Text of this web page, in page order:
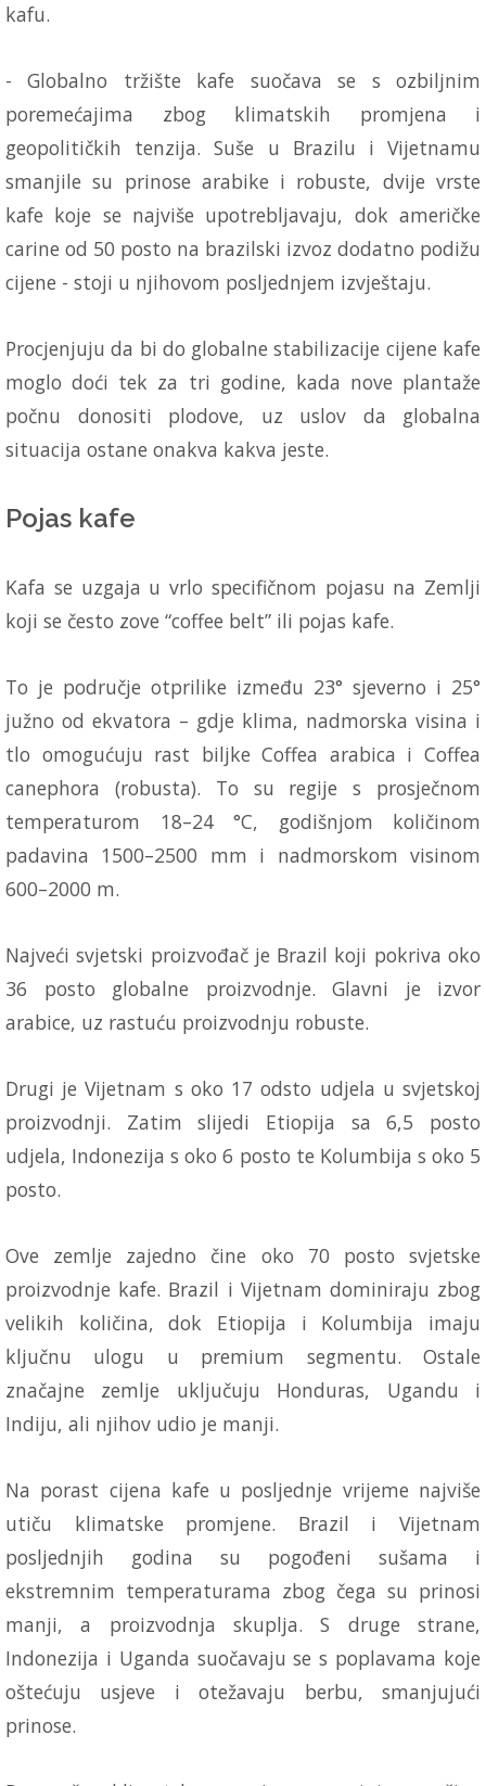
kafu.
- Globalno tržište kafe suočava se s ozbiljnim
poremećajima zbog klimatskih promjena i
geopolitičkih tenzija. Suše u Brazilu i Vijetnamu
smanjile su prinose arabike i robuste, dvije vrste
kafe koje se najviše upotrebljavaju, dok američke
carine od 50 posto na brazilski izvoz dodatno podižu
cijene - stoji u njihovom posljednjem izvještaju.
Procjenjuju da bi do globalne stabilizacije cijene kafe
moglo doći tek za tri godine, kada nove plantaže
počnu donositi plodove, uz uslov da globalna
situacija ostane onakva kakva jeste.
Pojas kafe
Kafa se uzgaja u vrlo specifičnom pojasu na Zemlji
koji se često zove “coffee belt” ili pojas kafe.
To je područje otprilike između 23° sjeverno i 25°
južno od ekvatora – gdje klima, nadmorska visina i
tlo omogućuju rast biljke Coffea arabica i Coffea
canephora (robusta). To su regije s prosječnom
temperaturom 18–24 °C, godišnjom količinom
padavina 1500–2500 mm i nadmorskom visinom
600–2000 m.
Najveći svjetski proizvođač je Brazil koji pokriva oko
36 posto globalne proizvodnje. Glavni je izvor
arabice, uz rastuću proizvodnju robuste.
Drugi je Vijetnam s oko 17 odsto udjela u svjetskoj
proizvodnji. Zatim slijedi Etiopija sa 6,5 posto
udjela, Indonezija s oko 6 posto te Kolumbija s oko 5
posto.
Ove zemlje zajedno čine oko 70 posto svjetske
proizvodnje kafe. Brazil i Vijetnam dominiraju zbog
velikih količina, dok Etiopija i Kolumbija imaju
ključnu ulogu u premium segmentu. Ostale
značajne zemlje uključuju Honduras, Ugandu i
Indiju, ali njihov udio je manji.
Na porast cijena kafe u posljednje vrijeme najviše
utiču klimatske promjene. Brazil i Vijetnam
posljednjih godina su pogođeni sušama i
ekstremnim temperaturama zbog čega su prinosi
manji, a proizvodnja skuplja. S druge strane,
Indonezija i Uganda suočavaju se s poplavama koje
oštećuju usjeve i otežavaju berbu, smanjujući
prinose.